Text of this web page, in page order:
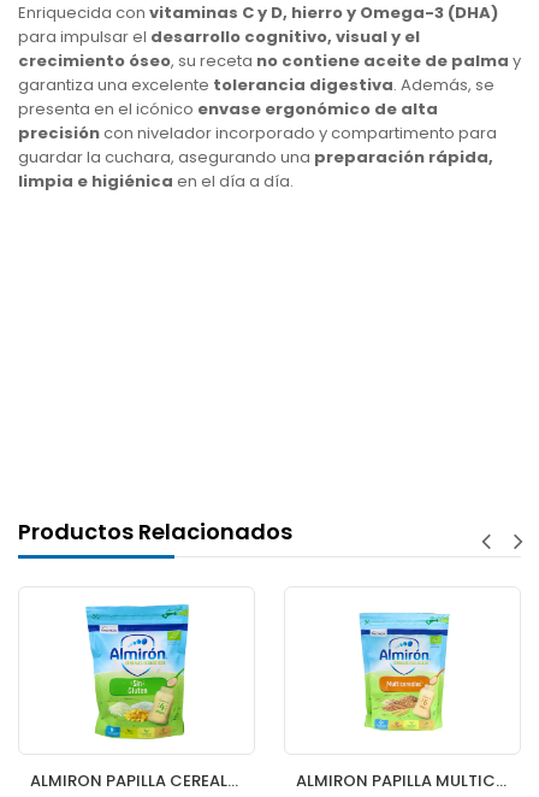
Enriquecida con vitaminas C y D, hierro y Omega-3 (DHA)
para impulsar el desarrollo cognitivo, visual y el
crecimiento óseo, su receta no contiene aceite de palma y
garantiza una excelente tolerancia digestiva. Además, se
presenta en el icónico envase ergonómico de alta
precisióncon nivelador incorporado y compartimento para
guardar la cuchara, asegurando una preparación rápida,
limpia e higiénica en el día a día.
Productos Relacionados
ALMIRON PAPILLA CEREALES SIN GLUTEN ECO 1 BOLSA 200 G ALMIRON PAPILLA MULTICEREALES ECO 200 G